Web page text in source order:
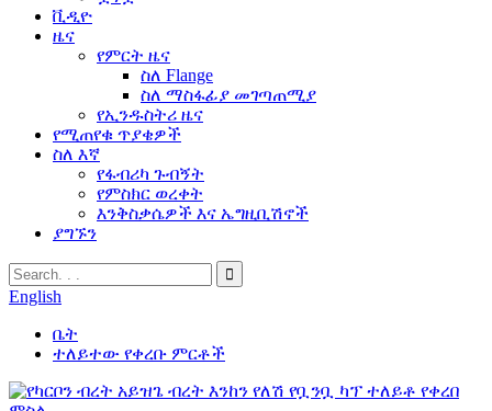
ቪዲዮ
ዜና
የምርት ዜና
ስለ Flange
ስለ ማስፋፊያ መገጣጠሚያ
የኢንዱስትሪ ዜና
የሚጠየቁ ጥያቄዎች
ስለ እኛ
የፋብሪካ ጉብኝት
የምስክር ወረቀት
እንቅስቃሴዎች እና ኤግዚቢሽኖች
ያግኙን
English
ቤት
ተለይተው የቀረቡ ምርቶች